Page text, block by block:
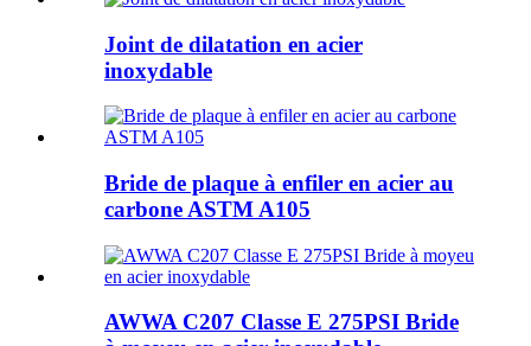
Joint de dilatation en acier
inoxydable
Bride de plaque à enfiler en acier au
carbone ASTM A105
AWWA C207 Classe E 275PSI Bride